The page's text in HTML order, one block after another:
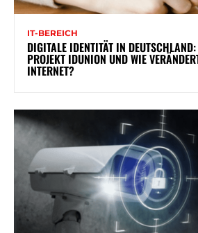
IT-BEREICH
DIGITALE IDENTITÄT IN
PROJEKT IDUNION UND WIE
INTERNET?